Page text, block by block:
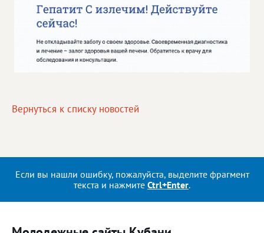
Вернуться к списку новостей
Если вы нашли ошибку, пожалуйста, выделите фрагмент
текста и нажмите Ctrl+Enter.